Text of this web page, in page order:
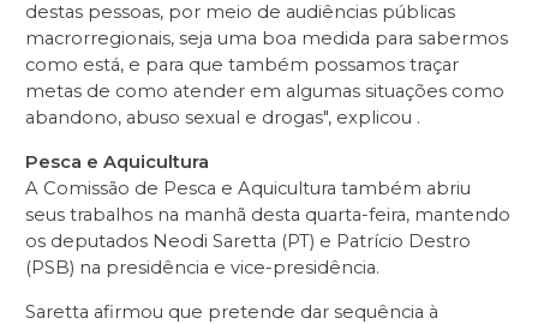
destas pessoas, por meio de audiências públicas
macrorregionais, seja uma boa medida para sabermos
como está, e para que também possamos traçar
metas de como atender em algumas situações como
abandono, abuso sexual e drogas", explicou .
Pesca e Aquicultura
A Comissão de Pesca e Aquicultura também abriu
seus trabalhos na manhã desta quarta-feira, mantendo
os deputados Neodi Saretta (PT) e Patrício Destro
(PSB) na presidência e vice-presidência.
Saretta afirmou que pretende dar sequência à